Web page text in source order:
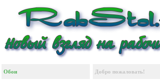
Обои
Добро пожаловать!